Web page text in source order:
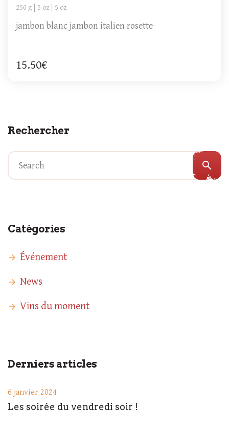
250 g 5 oz 5 oz
jambon blanc jambon italien rosette
15.50€
Rechercher
search
Catégories
Événement
News
Vins du moment
Derniers articles
6 janvier 2024
Les soirée du vendredi soir !